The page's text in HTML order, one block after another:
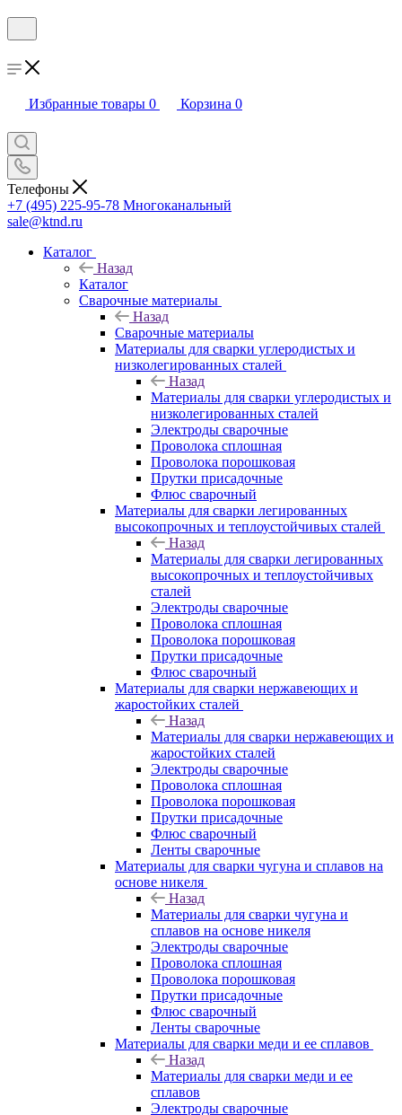
Избранные товары 0 Корзина 0
Телефоны
+7 (495) 225-95-78 Многоканальный
sale@ktnd.ru
Каталог
Назад
Каталог
Сварочные материалы
Назад
Сварочные материалы
Материалы для сварки углеродистых и
низколегированных сталей
Назад
Материалы для сварки углеродистых и
низколегированных сталей
Электроды сварочные
Проволока сплошная
Проволока порошковая
Прутки присадочные
Флюс сварочный
Материалы для сварки легированных
высокопрочных и теплоустойчивых сталей
Назад
Материалы для сварки легированных
высокопрочных и теплоустойчивых
сталей
Электроды сварочные
Проволока сплошная
Проволока порошковая
Прутки присадочные
Флюс сварочный
Материалы для сварки нержавеющих и
жаростойких сталей
Назад
Материалы для сварки нержавеющих и
жаростойких сталей
Электроды сварочные
Проволока сплошная
Проволока порошковая
Прутки присадочные
Флюс сварочный
Ленты сварочные
Материалы для сварки чугуна и сплавов на
основе никеля
Назад
Материалы для сварки чугуна и
сплавов на основе никеля
Электроды сварочные
Проволока сплошная
Проволока порошковая
Прутки присадочные
Флюс сварочный
Ленты сварочные
Материалы для сварки меди и ее сплавов
Назад
Материалы для сварки меди и ее
сплавов
Электроды сварочные